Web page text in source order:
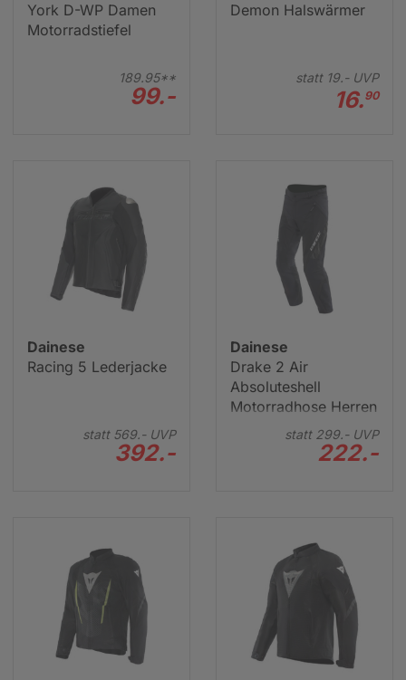
York D-WP Damen
Motorradstiefel
189.95**
99.-
Demon Halswärmer
statt 19.-UVP
16.90
Dainese
Racing 5 Lederjacke
statt 569.-UVP
392.-
Dainese
Drake 2 Air
Absoluteshell
Motorradhose Herren
statt 299.-UVP
222.-